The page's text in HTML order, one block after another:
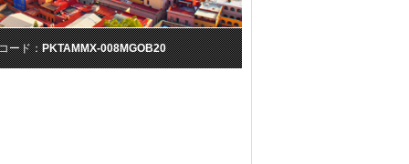
ード：PKTAMMX-008MGOB20